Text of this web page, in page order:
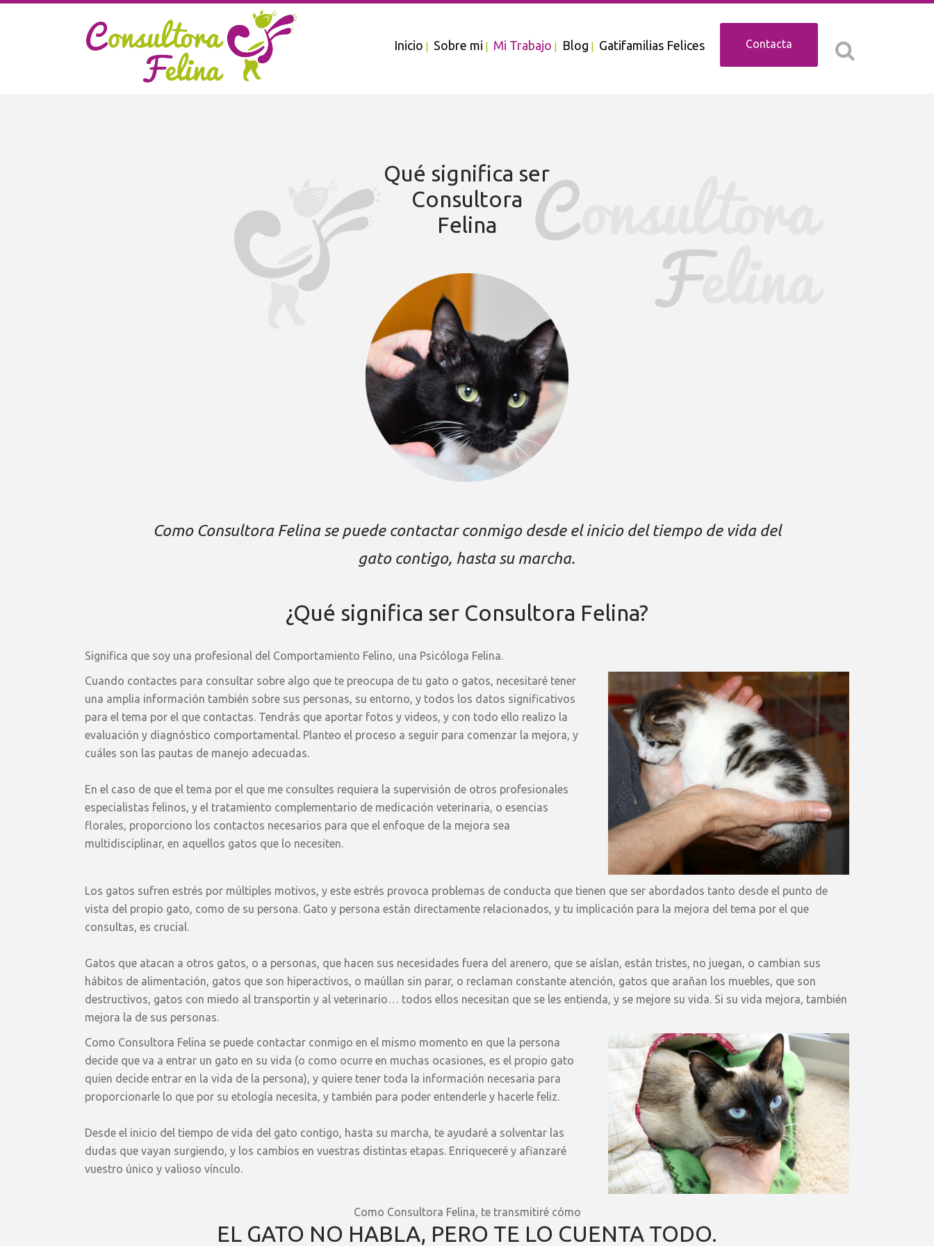
Contacta
Inicio Sobre mi Mi Trabajo Blog Gatifamilias Felices
Qué significa ser
Consultora
Felina
Como Consultora Felina se puede contactar conmigo desde el inicio del tiempo de vida del
gato contigo, hasta su marcha.
¿Qué significa ser Consultora Felina?
Significa que soy una profesional del Comportamiento Felino, una Psicóloga Felina.
Cuando contactes para consultar sobre algo que te preocupa de tu gato o gatos, necesitaré tener
una amplia información también sobre sus personas, su entorno, y todos los datos significativos
para el tema por el que contactas. Tendrás que aportar fotos y videos, y con todo ello realizo la
evaluación y diagnóstico comportamental. Planteo el proceso a seguir para comenzar la mejora, y
cuáles son las pautas de manejo adecuadas.
En el caso de que el tema por el que me consultes requiera la supervisión de otros profesionales
especialistas felinos, y el tratamiento complementario de medicación veterinaria, o esencias
florales, proporciono los contactos necesarios para que el enfoque de la mejora sea
multidisciplinar, en aquellos gatos que lo necesiten.
Los gatos sufren estrés por múltiples motivos, y este estrés provoca problemas de conducta que tienen que ser abordados tanto desde el punto de
vista del propio gato, como de su persona. Gato y persona están directamente relacionados, y tu implicación para la mejora del tema por el que
consultas, es crucial.
Gatos que atacan a otros gatos, o a personas, que hacen sus necesidades fuera del arenero, que se aíslan, están tristes, no juegan, o cambian sus
hábitos de alimentación, gatos que son hiperactivos, o maúllan sin parar, o reclaman constante atención, gatos que arañan los muebles, que son
destructivos, gatos con miedo al transportin y al veterinario… todos ellos necesitan que se les entienda, y se mejore su vida. Si su vida mejora, también
mejora la de sus personas.
Como Consultora Felina se puede contactar conmigo en el mismo momento en que la persona
decide que va a entrar un gato en su vida (o como ocurre en muchas ocasiones, es el propio gato
quien decide entrar en la vida de la persona), y quiere tener toda la información necesaria para
proporcionarle lo que por su etología necesita, y también para poder entenderle y hacerle feliz.
Desde el inicio del tiempo de vida del gato contigo, hasta su marcha, te ayudaré a solventar las
dudas que vayan surgiendo, y los cambios en vuestras distintas etapas. Enriqueceré y afianzaré
vuestro único y valioso vínculo.
Como Consultora Felina, te transmitiré cómo
EL GATO NO HABLA, PERO TE LO CUENTA TODO.